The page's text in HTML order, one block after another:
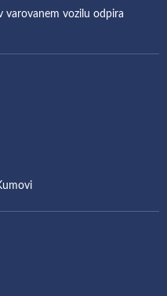
varovanem vozilu odpira